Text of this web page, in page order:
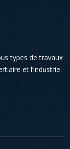
types de travaux
et l’industrie